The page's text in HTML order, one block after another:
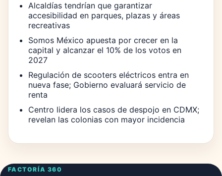
Alcaldías tendrían que garantizar
accesibilidad en parques, plazas y áreas
recreativas
Somos México apuesta por crecer en la
capital y alcanzar el 10% de los votos en
2027
Regulación de scooters eléctricos entra en
nueva fase; Gobierno evaluará servicio de
renta
Centro lidera los casos de despojo en CDMX;
revelan las colonias con mayor incidencia
FACTORÍA 360